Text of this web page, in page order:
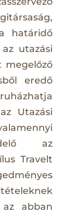
határidő
utazási
megelőző
eredő
Utazási
az
Travelt
abban